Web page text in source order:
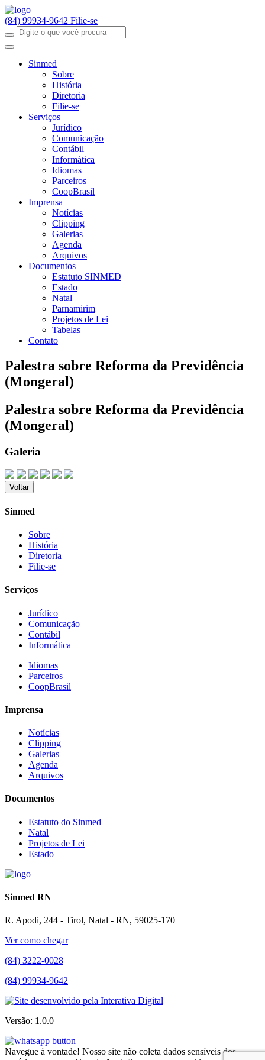
(84) 99934-9642 Filie-se
Sinmed
Sobre
História
Diretoria
Filie-se
Serviços
Jurídico
Comunicação
Contábil
Informática
Idiomas
Parceiros
CoopBrasil
Imprensa
Notícias
Clipping
Galerias
Agenda
Arquivos
Documentos
Estatuto SINMED
Estado
Natal
Parnamirim
Projetos de Lei
Tabelas
Contato
Palestra sobre Reforma da Previdência
(Mongeral)
Palestra sobre Reforma da Previdência
(Mongeral)
Galeria
Voltar
Sinmed
Sobre
História
Diretoria
Filie-se
Serviços
Jurídico
Comunicação
Contábil
Informática
Idiomas
Parceiros
CoopBrasil
Imprensa
Notícias
Clipping
Galerias
Agenda
Arquivos
Documentos
Estatuto do Sinmed
Natal
Projetos de Lei
Estado
Sinmed RN
R. Apodi, 244 - Tirol, Natal - RN, 59025-170
Ver como chegar
(84) 3222-0028
(84) 99934-9642
Versão: 1.0.0
Navegue à vontade! Nosso site não coleta dados sensíveis dos